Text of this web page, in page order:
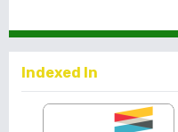
Indexed In